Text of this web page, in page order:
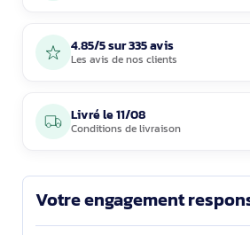
4.85/5 sur 335 avis
Les avis de nos clients
Livré le11/08
Conditions de livraison
Votre engagement